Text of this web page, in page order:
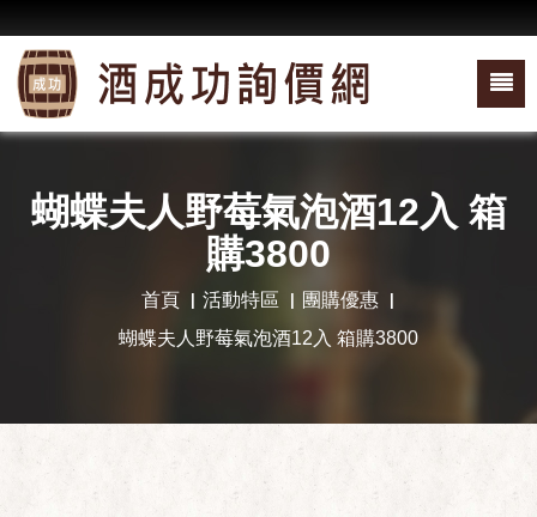
蝴蝶夫人野莓氣泡酒12入 箱
購3800
首頁 活動特區
團購優惠
蝴蝶夫人野莓氣泡酒12入 箱購3800